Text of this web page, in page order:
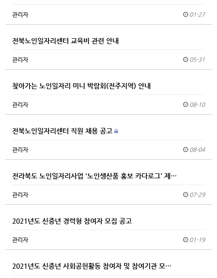
관리자 01-27
전북노인일자리센터 교육비 관련 안내
관리자 05-31
찾아가는 노인일자리 미니 박람회(전주지역) 안내
관리자 08-10
전북노인일자리센터 직원 채용 공고
관리자 08-04
전라북도 노인일자리사업 '노인생산품 홍보 카다로그' 제…
관리자 07-29
2021년도 신중년 경력형 참여자 모집 공고
관리자 01-19
2021년도 신중년 사회공헌활동 참여자 및 참여기관 모…